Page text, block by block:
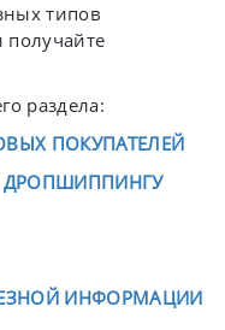
типов
получайте
раздела:
ПОКУПАТЕЛЕЙ
ДРОПШИППИНГУ
ИНФОРМАЦИИ